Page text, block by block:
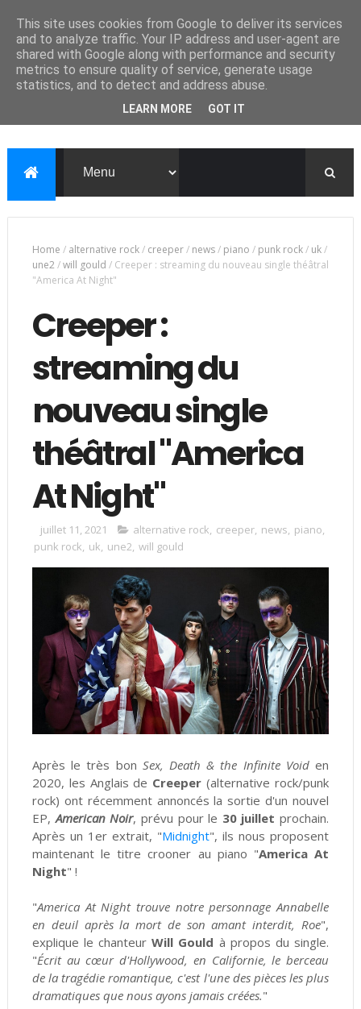
Home / alternative rock/ creeper/ news/ piano / punk rock/ uk/
une2/will gould / Creeper : streaming du nouveau single théâtral
"America At Night"
Creeper :
streaming du
nouveau single
théâtral "America
At Night"
juillet 11, 2021 alternative rock, creeper, news, piano,
punk rock, uk, une2, will gould
Après le très bon Sex, Death & the Infinite Voiden
2020, les Anglais de Creeper (alternative rock/punk
rock) ont récemment annoncés la sortie d'un nouvel
EP,American Noir, prévu pour le 30 juillet prochain.
Après un 1er extrait, "Midnight", ils nous proposent
maintenant le titre crooner au piano "America At
Night" !
"America At Night trouve notre personnage Annabelle
en deuil après la mort de son amant interdit, Roe",
explique le chanteurWill Gould à propos du single.
"Écrit au cœur d'Hollywood, en Californie, le berceau
de la tragédie romantique, c'est l'une des pièces les plus
dramatiques que nous ayons jamais créées."
This site uses cookies from Google to deliver its services
and to analyze traffic. Your IP address and user-agent are
shared with Google along with performance and security
metrics to ensure quality of service, generate usage
statistics, and to detect and address abuse.
LEARN MORE GOT IT